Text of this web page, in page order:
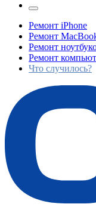
Ремонт iPhone
Ремонт
Ремонт
Ремонт
Что случилось?